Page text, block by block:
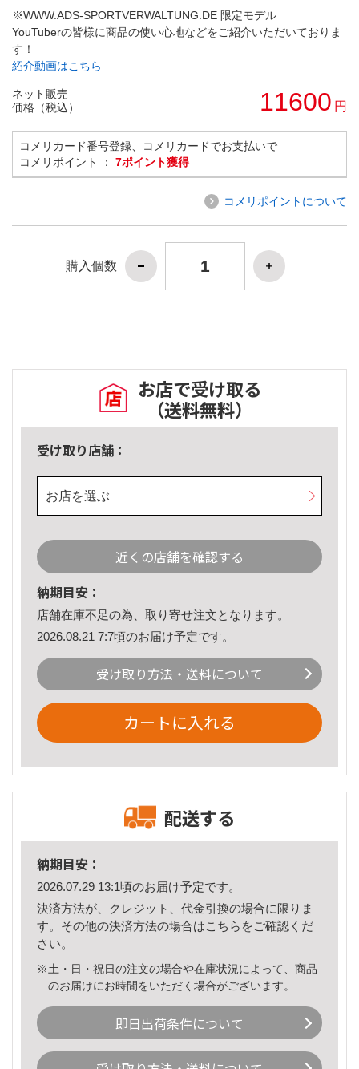
※WWW.ADS-SPORTVERWALTUNG.DE 限定モデル
YouTuberの皆様に商品の使い心地などをご紹介いただいておりま
す！
紹介動画はこちら
ネット販売
価格（税込）
11600 円
コメリカード番号登録、コメリカードでお支払いで
コメリポイント ： 7ポイント獲得
コメリポイントについて
購入個数
お店で受け取る
（送料無料）
受け取り店舗：
お店を選ぶ
近くの店舗を確認する
納期目安：
店舗在庫不足の為、取り寄せ注文となります。
2026.08.21 7:7頃のお届け予定です。
受け取り方法・送料について
カートに入れる
配送する
納期目安：
2026.07.29 13:1頃のお届け予定です。
決済方法が、クレジット、代金引換の場合に限りま
す。その他の決済方法の場合はこちら をご確認くだ
さい。
※土・日・祝日の注文の場合や在庫状況によって、商品
のお届けにお時間をいただく場合がございます。
即日出荷条件について